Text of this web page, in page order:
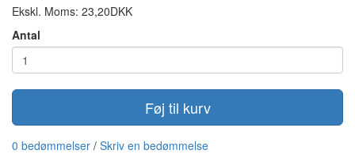
Ekskl. Moms: 23,20DKK
Antal
Føj til kurv
0 bedømmelser / Skriv en bedømmelse